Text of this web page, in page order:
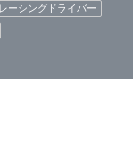
レーシングドライバー